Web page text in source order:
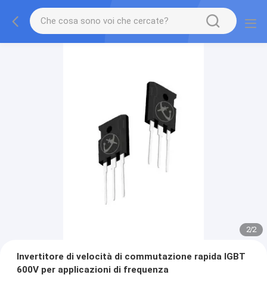
2/2
Invertitore di velocità di commutazione rapida IGBT
600V per applicazioni di frequenza